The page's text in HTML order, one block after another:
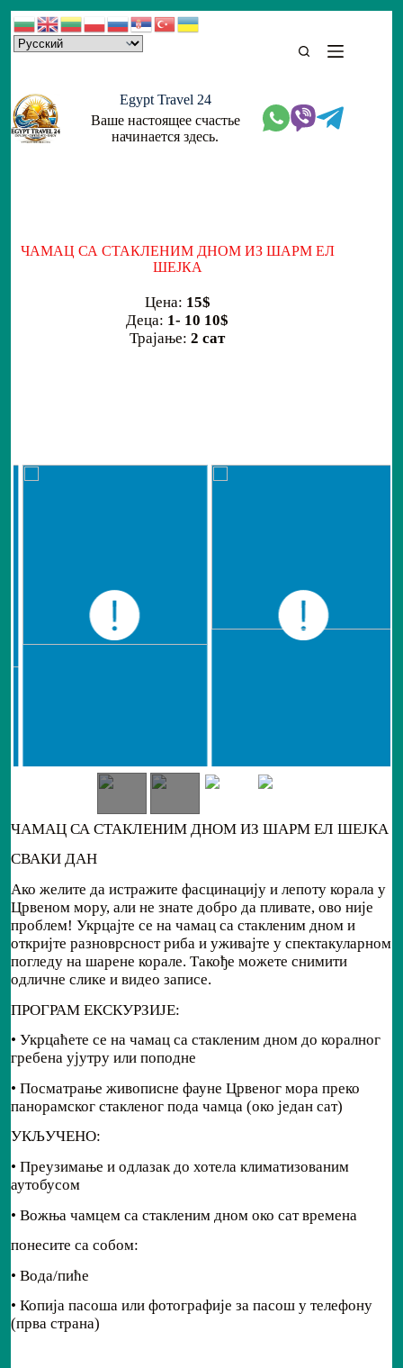
Skip
to
content
Egypt Travel 24
Ваше настоящее счастье
начинается здесь.
ЧАМАЦ СА СТАКЛЕНИМ ДНОМ ИЗ ШАРМ ЕЛ
ШЕЈКА
Цена: 15$
Деца: 1- 10 10$
Трајање:2 сат
ЧАМАЦ СА СТАКЛЕНИМ ДНОМ ИЗ ШАРМ ЕЛ ШЕЈКА
СВАКИ ДАН
Ако желите да истражите фасцинацију и лепоту корала у
Црвеном мору, али не знате добро да пливате, ово није
проблем! Укрцајте се на чамац са стакленим дном и
откријте разноврсност риба и уживајте у спектакуларном
погледу на шарене корале. Такође можете снимити
одличне слике и видео записе.
ПРОГРАМ ЕКСКУРЗИЈЕ:
• Укрцаћете се на чамац са стакленим дном до коралног
гребена ујутру или поподне
• Посматрање живописне фауне Црвеног мора преко
панорамског стакленог пода чамца (око један сат)
УКЉУЧЕНО:
• Преузимање и одлазак до хотела климатизованим
аутобусом
• Вожња чамцем са стакленим дном око сат времена
понесите са собом:
• Вода/пиће
• Копија пасоша или фотографије за пасош у телефону
(прва страна)